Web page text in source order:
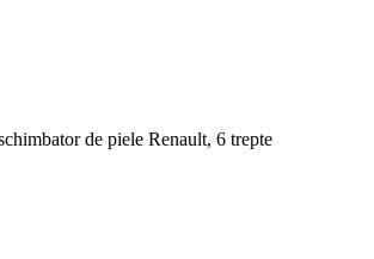
de piele Renault, 6 trepte